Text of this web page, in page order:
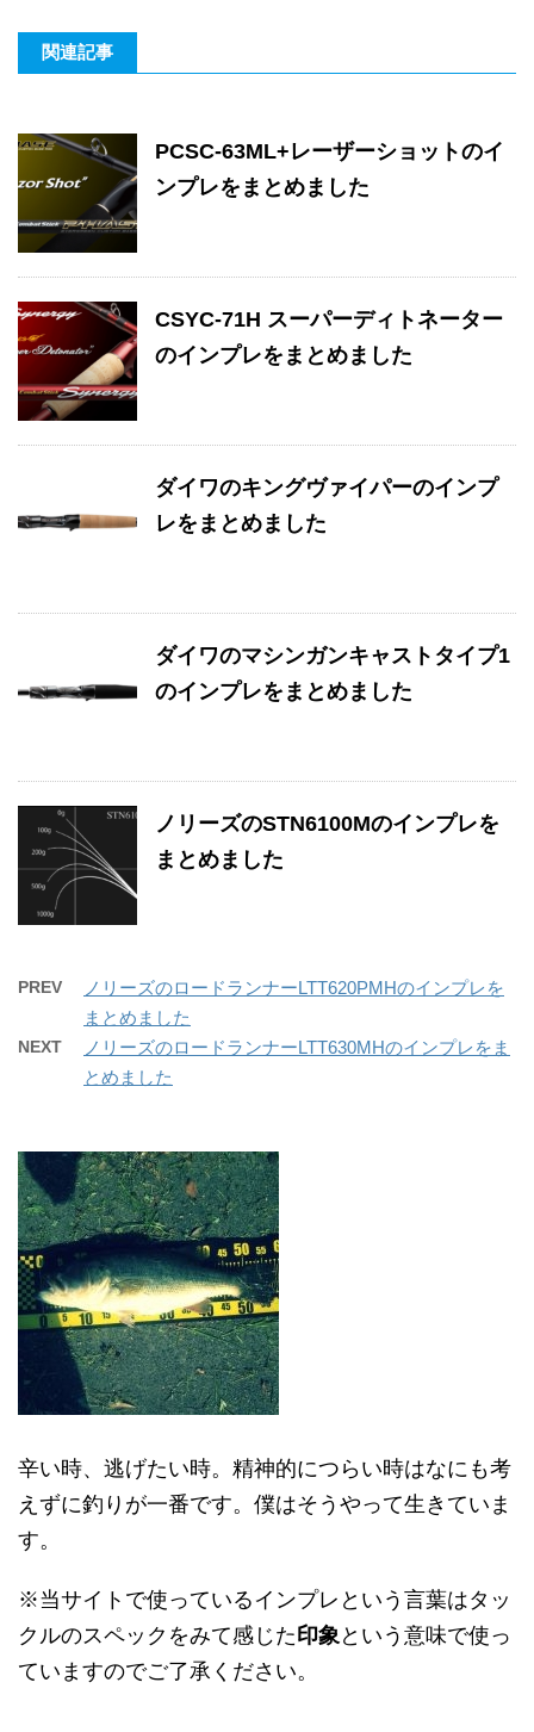
関連記事
PCSC-63ML+レーザーショットのイ
ンプレをまとめました
CSYC-71H スーパーディトネーター
のインプレをまとめました
ダイワのキングヴァイパーのインプ
レをまとめました
ダイワのマシンガンキャストタイプ1
のインプレをまとめました
ノリーズのSTN6100Mのインプレを
まとめました
PREV
ノリーズのロードランナーLTT620PMHのインプレを
まとめました
NEXT
ノリーズのロードランナーLTT630MHのインプレをま
とめました
辛い時、逃げたい時。精神的につらい時はなにも考
えずに釣りが一番です。僕はそうやって生きていま
す。
※当サイトで使っているインプレという言葉はタッ
クルのスペックをみて感じた印象 という意味で使っ
ていますのでご了承ください。